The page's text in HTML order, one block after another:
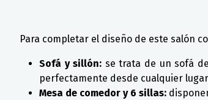
Para completar el diseño de este salón
Sofá y sillón: se trata de un sofá
perfectamente desde cualquier
Mesa de comedor y 6 sillas: